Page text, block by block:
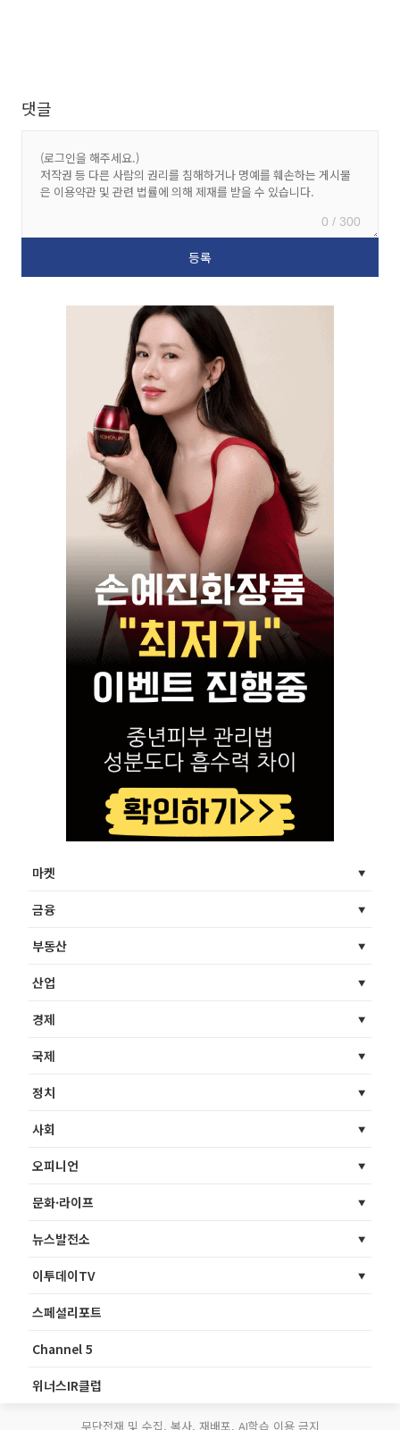
댓글
0 / 300
마켓
금융
부동산
산업
경제
국제
정치
사회
오피니언
문화·라이프
뉴스발전소
이투데이TV
스페셜리포트
Channel 5
위너스IR클럽
무단전재 및 수집, 복사, 재배포, AI학습 이용 금지